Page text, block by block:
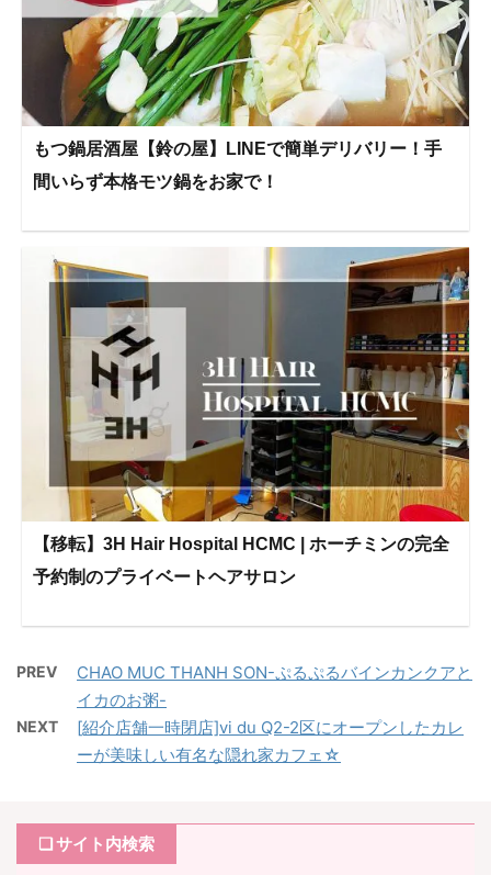
もつ鍋居酒屋【鈴の屋】LINEで簡単デリバリー！手
間いらず本格モツ鍋をお家で！
【移転】3H Hair Hospital HCMC | ホーチミンの完全
予約制のプライベートヘアサロン
PREV
CHAO MUC THANH SON-ぷるぷるバインカンクアと
イカのお粥-
NEXT
[紹介店舗一時閉店]vi du Q2-2区にオープンしたカレ
ーが美味しい有名な隠れ家カフェ☆
❏ サイト内検索